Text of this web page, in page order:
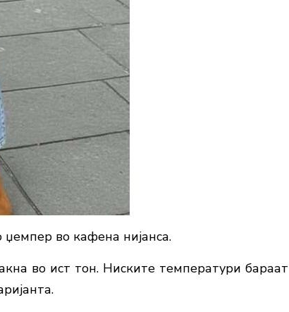
џемпер во кафена нијанса.
во ист тон. Ниските температури бараат